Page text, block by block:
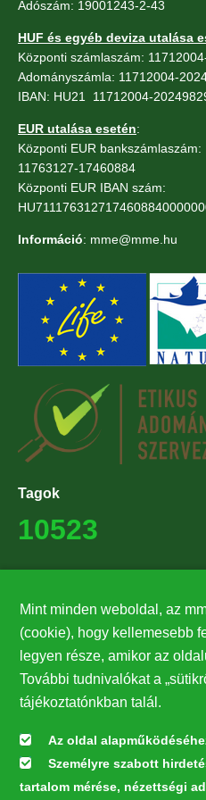
Adószám: 19001243-2-43
HUF és egyéb deviza utalása
Központi számlaszám:
Adományszámla: 11712004-
IBAN: HU21 11712004-
EUR utalása esetén:
Központi EUR bankszámlaszám:
11763127-17460884
Központi EUR IBAN szám:
Információ: mme@mme.hu
Tagok
10523
27224
Hírlevél feliratkozás
Értesüljön elsőként legfrissebb
Feliratkozás
Mint minden weboldal, az
(cookie), hogy kellemesebb
legyen része, amikor az
További tudnivalókat a
tájékoztatónkban talál.
Az oldal
Személyre szabott
tartalom mérése, nézettségi